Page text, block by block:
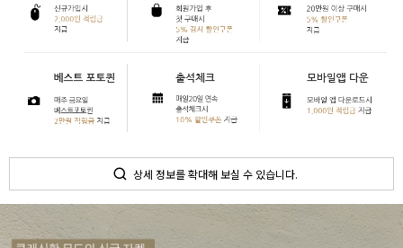
상세 정보를 확대해 보실 수 있습니다.